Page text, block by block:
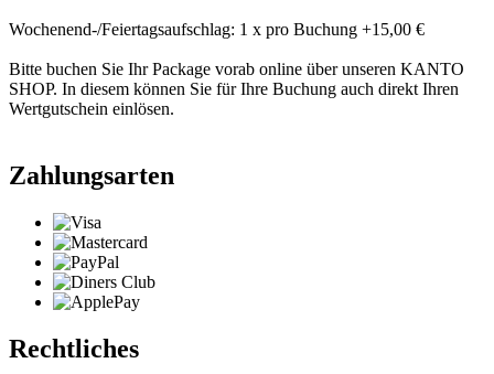
Wochenend-/Feiertagsaufschlag: 1 x pro Buchung +15,00 €
Bitte buchen Sie Ihr Package vorab online über unseren KANTO
SHOP. In diesem können Sie für Ihre Buchung auch direkt Ihren
Wertgutschein einlösen.
Zahlungsarten
Rechtliches